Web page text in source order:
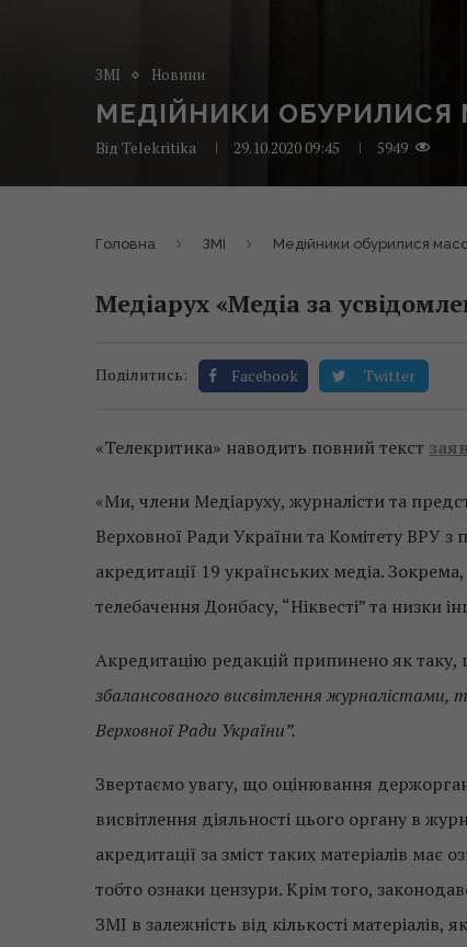
ЗМІ Новини
МЕДІЙНИКИ ОБУРИЛИСЯ
Від Telekritika 29.10.2020 09:45 5949
Головна ЗМІ Медійники обурилися
Медіарух «Медіа за
Поділитись: Facebook Twitter
«Телекритика» наводить повний текст
«Ми, члени Медіаруху, журналісти та
Верховної Ради України та Комітету ВРУ з
акредитації 19 українських медіа.
телебачення Донбасу, “Ніквесті” та низки
Акредитацію редакцій припинено як таку,
збалансованого висвітлення журналістами,
Верховної Ради України”.
Звертаємо увагу, що оцінювання
висвітлення діяльності цього органу в
акредитації за зміст таких матеріалів
тобто ознаки цензури. Крім того,
ЗМІ в залежність від кількості